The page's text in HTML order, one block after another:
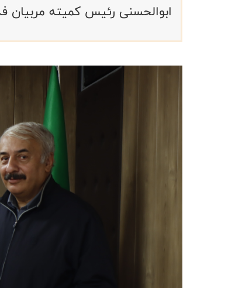
ابوالحسنی رئیس کمیته مربیان